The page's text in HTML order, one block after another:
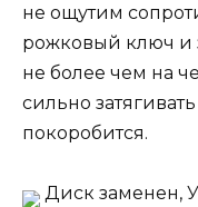
не ощутим
рожковый ключ и
не более чем на
сильно
покоробится.
Диск заменен,